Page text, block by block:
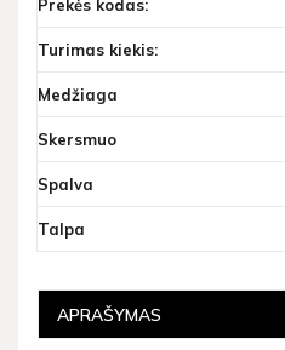
Prekės kodas:
Turimas kiekis:
Medžiaga
Skersmuo
Spalva
Talpa
APRAŠYMAS